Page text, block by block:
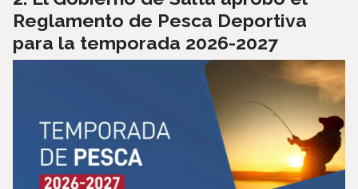
Reglamento de Pesca Deportiva
para la temporada 2026-2027